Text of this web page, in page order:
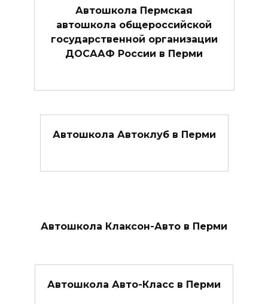
Автошкола Пермская
автошкола общероссийской
государственной организации
ДОСААФ России в Перми
Автошкола Автоклуб в Перми
Автошкола Клаксон-Авто в Перми
Автошкола Авто-Класс в Перми